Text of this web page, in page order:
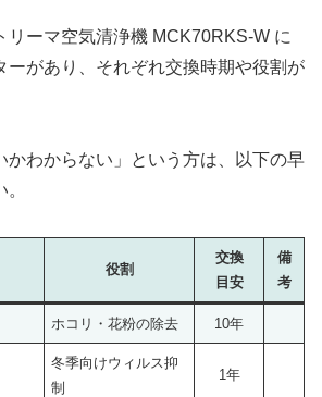
リーマ空気清浄機 MCK70RKS-W に
ーがあり、それぞれ交換時期や役割が
かわからない」という方は、以下の早
役割
交換
目安
備
考
ホコリ・花粉の除去 10年
冬季向けウィルス抑
制
1年